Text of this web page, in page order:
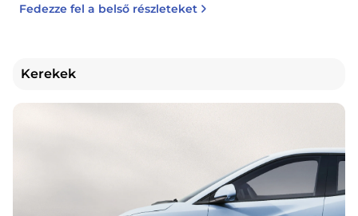
Fedezze fel a belső részleteket
Kerekek